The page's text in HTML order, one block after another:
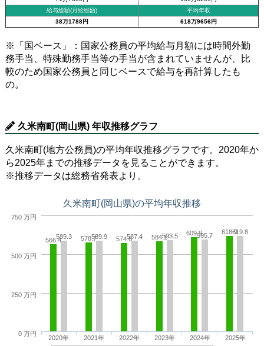
給与総額(月給総額)
平均年収
38万1788円
618万9656円
※「国ベース」：国家公務員の平均給与月額には時間外勤
務手当、特殊勤務手当等の手当が含まれていませんが、比
較のため国家公務員と同じベースで給与を再計算したも
の。
久米南町(岡山県) 年収推移グラフ
久米南町(地方公務員)の平均年収推移グラフです。2020年か
ら2025年までの推移データを見ることができます。
※推移データは総務省発表より。
久米南町(岡山県)の平均年収推移
566.4 578.7 574.6 584.1
609.9 618.9
589.3 589.9 587.4 593.5 595.7 619.8
2020年 2021年 2022年 2023年 2024年 2025年
0 万円
250 万円
500 万円
750 万円